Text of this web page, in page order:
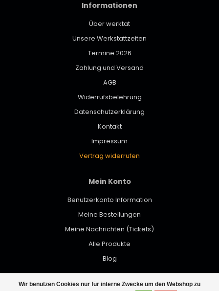
Wir benutzen Cookies nur für interne Zwecke um den Webshop zu
Informationen
Über werktat
Unsere Werkstattzeiten
Termine 2026
Zahlung und Versand
AGB
Widerrufsbelehrung
Datenschutzerklärung
Kontakt
Impressum
Vertrag widerrufen
Mein Konto
Benutzerkonto Information
Meine Bestellungen
Meine Nachrichten (Tickets)
Alle Produkte
Blog